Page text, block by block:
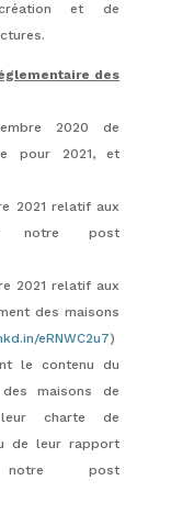
et de
des
2020 de
pour 2021, et
2021 relatif aux
notre post
2021 relatif aux
des maisons
eRNWC2u7)
le contenu du
maisons de
charte de
de leur rapport
post